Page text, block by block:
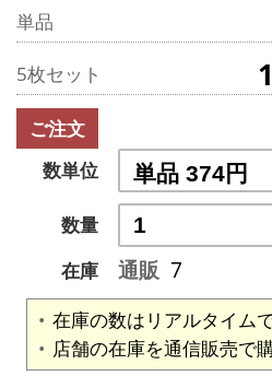
単品
5枚セット
ご注文
数単位
数量
在庫
通販 7
在庫の数はリアルタイム
店舗の在庫を通信販売で